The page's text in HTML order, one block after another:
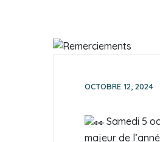
OCTOBRE 12, 2024
Samedi 5
majeur de